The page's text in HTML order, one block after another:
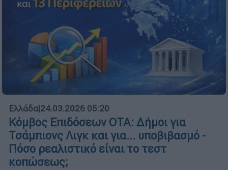
Ελλάδα|24.03.2026 05:20
Κόμβος Επιδόσεων ΟΤΑ: Δήμοι για
Τσάμπιονς Λιγκ και για... υποβιβασμό -
Πόσο ρεαλιστικό είναι το τεστ
κοπώσεως;